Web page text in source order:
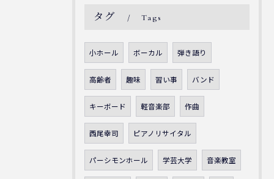
タグ Tags
小ホール ボーカル 弾き語り
高齢者 趣味 習い事 バンド
キーボード 軽音楽部 作曲
西尾幸司 ピアノリサイタル
パーシモンホール 学芸大学 音楽教室